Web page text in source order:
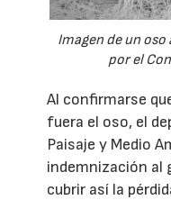
Imagen de un
por el
Al confirmarse
fuera el oso, el
Paisaje y Medio
indemnización al
cubrir así la